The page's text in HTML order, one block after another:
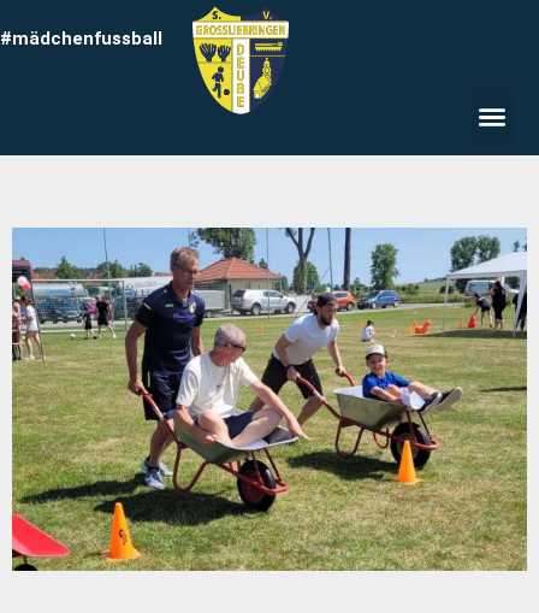
#mädchenfussball